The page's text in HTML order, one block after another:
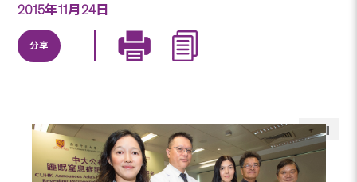
2015年11月24日
分享